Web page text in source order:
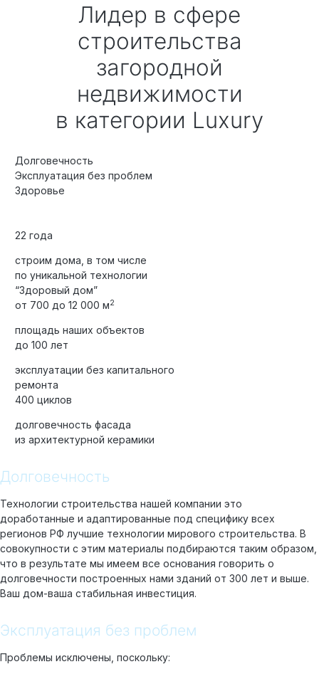
Лидер в сфере
строительства
загородной
недвижимости
в категории Luxury
Долговечность
Эксплуатация без проблем
Здоровье
22 года
строим дома, в том числе
по уникальной технологии
“Здоровый дом”
от 700 до 12 000 м2
площадь наших объектов
до 100 лет
эксплуатации без капитального
ремонта
400 циклов
долговечность фасада
из архитектурной керамики
Долговечность
Технологии строительства нашей компании это
доработанные и адаптированные под специфику всех
регионов РФ лучшие технологии мирового строительства. В
совокупности с этим материалы подбираются таким образом,
что в результате мы имеем все основания говорить о
долговечности построенных нами зданий от 300 лет и выше.
Ваш дом-ваша стабильная инвестиция.
Эксплуатация без проблем
Проблемы исключены, поскольку: